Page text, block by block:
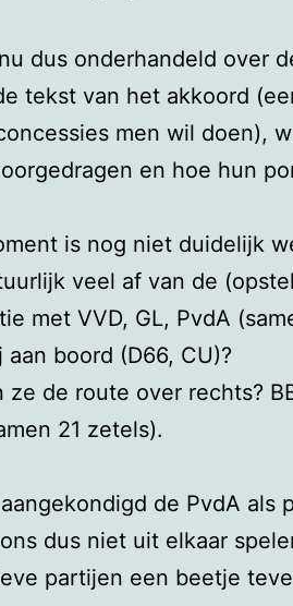
dus onderhandeld over
tekst van het akkoord
men wil doen),
en hoe hun
is nog niet duidelijk
veel af van de
met VVD, GL, PvdA
boord (D66, CU)?
ze de route over rechts?
21 zetels).
de PvdA als
dus niet uit elkaar
partijen een beetje